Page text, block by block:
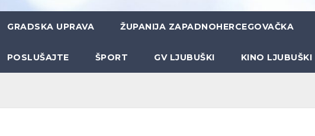
GRADSKA UPRAVA ŽUPANIJA ZAPADNOHERCEGOVAČKA
POSLUŠAJTE ŠPORT GV LJUBUŠKI KINO LJUBUŠKI